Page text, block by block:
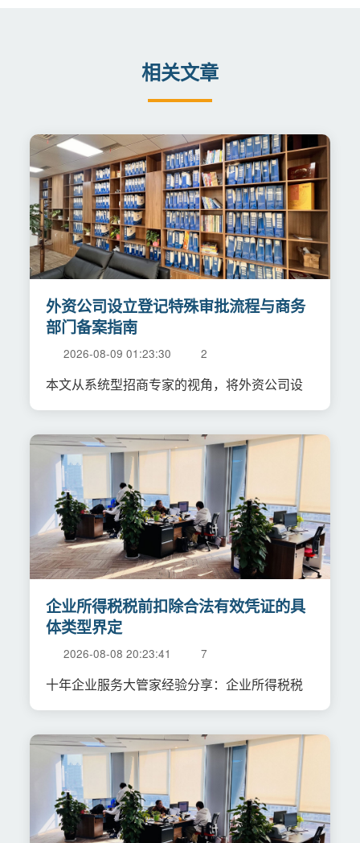
相关文章
外资公司设立登记特殊审批流程与商务
部门备案指南
2026-08-09 01:23:30 2
本文从系统型招商专家的视角，将外资公司设
企业所得税税前扣除合法有效凭证的具
体类型界定
2026-08-08 20:23:41 7
十年企业服务大管家经验分享：企业所得税税